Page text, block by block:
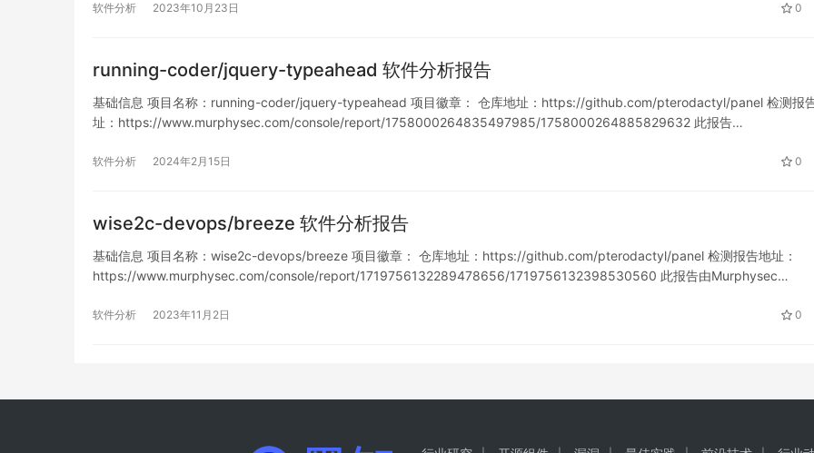
软件分析 2023年10月23日 0
running-coder/jquery-typeahead 软件分析报告
基础信息 项目名称：running-coder/jquery-typeahead 项目徽章： 仓库地址：https://github.com/pterodactyl/panel 检测报
址：https://www.murphysec.com/console/report/1758000264835497985/1758000264885829632 此报告…
软件分析 2024年2月15日 0
wise2c-devops/breeze 软件分析报告
基础信息 项目名称：wise2c-devops/breeze 项目徽章： 仓库地址：https://github.com/pterodactyl/panel 检测报告地址：
https://www.murphysec.com/console/report/1719756132289478656/1719756132398530560 此报告由Murphysec…
软件分析 2023年11月2日 0